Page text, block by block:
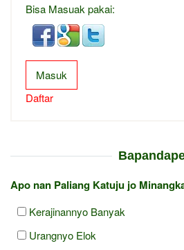
Bisa Masuak pakai:
Masuk
Daftar
Apo nan Paliang Katuju jo
Kerajinannyo Banyak
Urangnyo Elok